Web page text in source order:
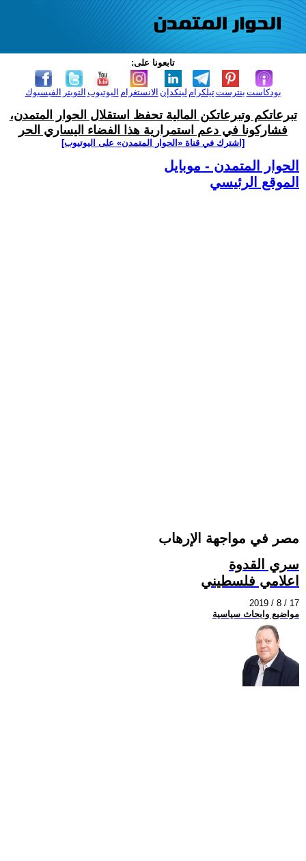
تابعونا على:
الفيسبوك التويتر اليوتيوب الانستغرام لينكدإن تيلكرامبنترست بودكاست
تبرعاتكم وتبرعاتكن المالية تحفظ استقلال الحوار المتمدن،
فشاركونا في دعم استمرارية هذا الفضاء اليساري الحر
[اشترك في قناة ‫«الحوار المتمدن» على اليوتيوب]
الحوار المتمدن - موبايل
الموقع الرئيسي
مصر في مواجهة الإرهاب
سري القدوة
اعلامي فلسطيني
2019 / 8 / 17
مواضيع وابحاث سياسية